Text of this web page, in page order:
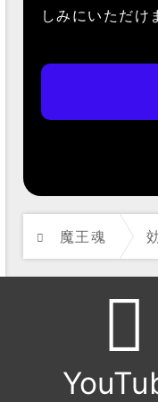
しみにいただけ
魔王魂